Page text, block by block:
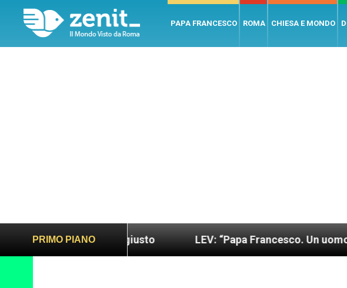
PAPA FRANCESCO ROMA CHIESA E MONDO
PRIMO PIANO
più sano e giusto LEV: “Papa Francesco. Un uomo di